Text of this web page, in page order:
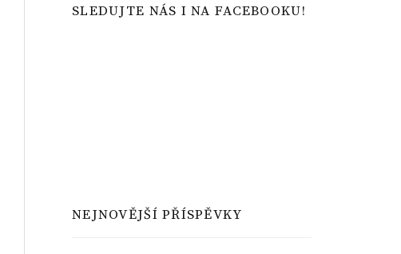
SLEDUJTE NÁS I NA FACEBOOKU!
NEJNOVĚJŠÍ PŘÍSPĚVKY